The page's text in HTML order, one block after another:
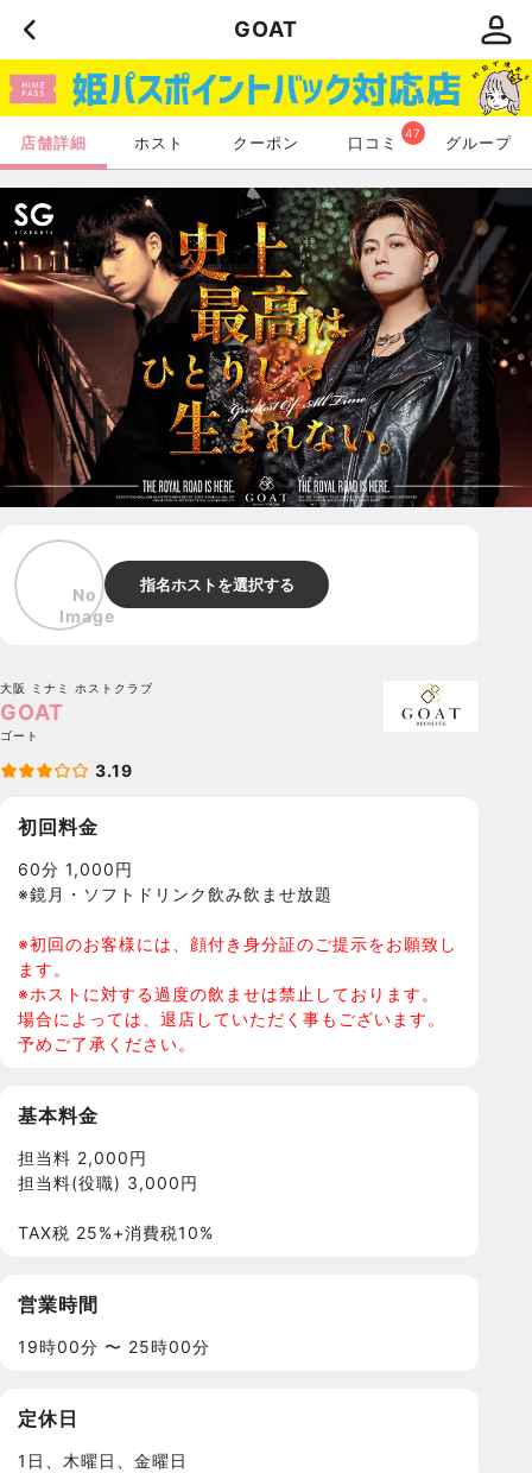
GOAT
店舗詳細 ホスト クーポン 口コミ 47 グループ
指名ホストを選択する
大阪 ミナミ ホストクラブ
GOAT
ゴート
3.19
初回料金
60分 1,000円
※鏡月・ソフトドリンク飲み飲ませ放題
※初回のお客様には、顔付き身分証のご提示をお願致し
ます。
※ホストに対する過度の飲ませは禁止しております。
場合によっては、退店していただく事もございます。
予めご了承ください。
基本料金
担当料 2,000円
担当料(役職) 3,000円
TAX税 25%+消費税10%
営業時間
19時00分 〜 25時00分
定休日
1日、木曜日、金曜日